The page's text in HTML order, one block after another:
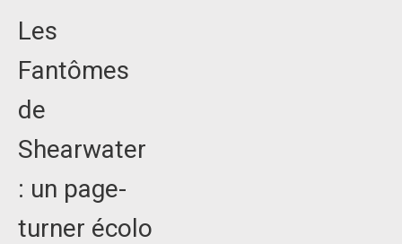
Les
Fantômes
de
Shearwater
: un page-
turner écolo